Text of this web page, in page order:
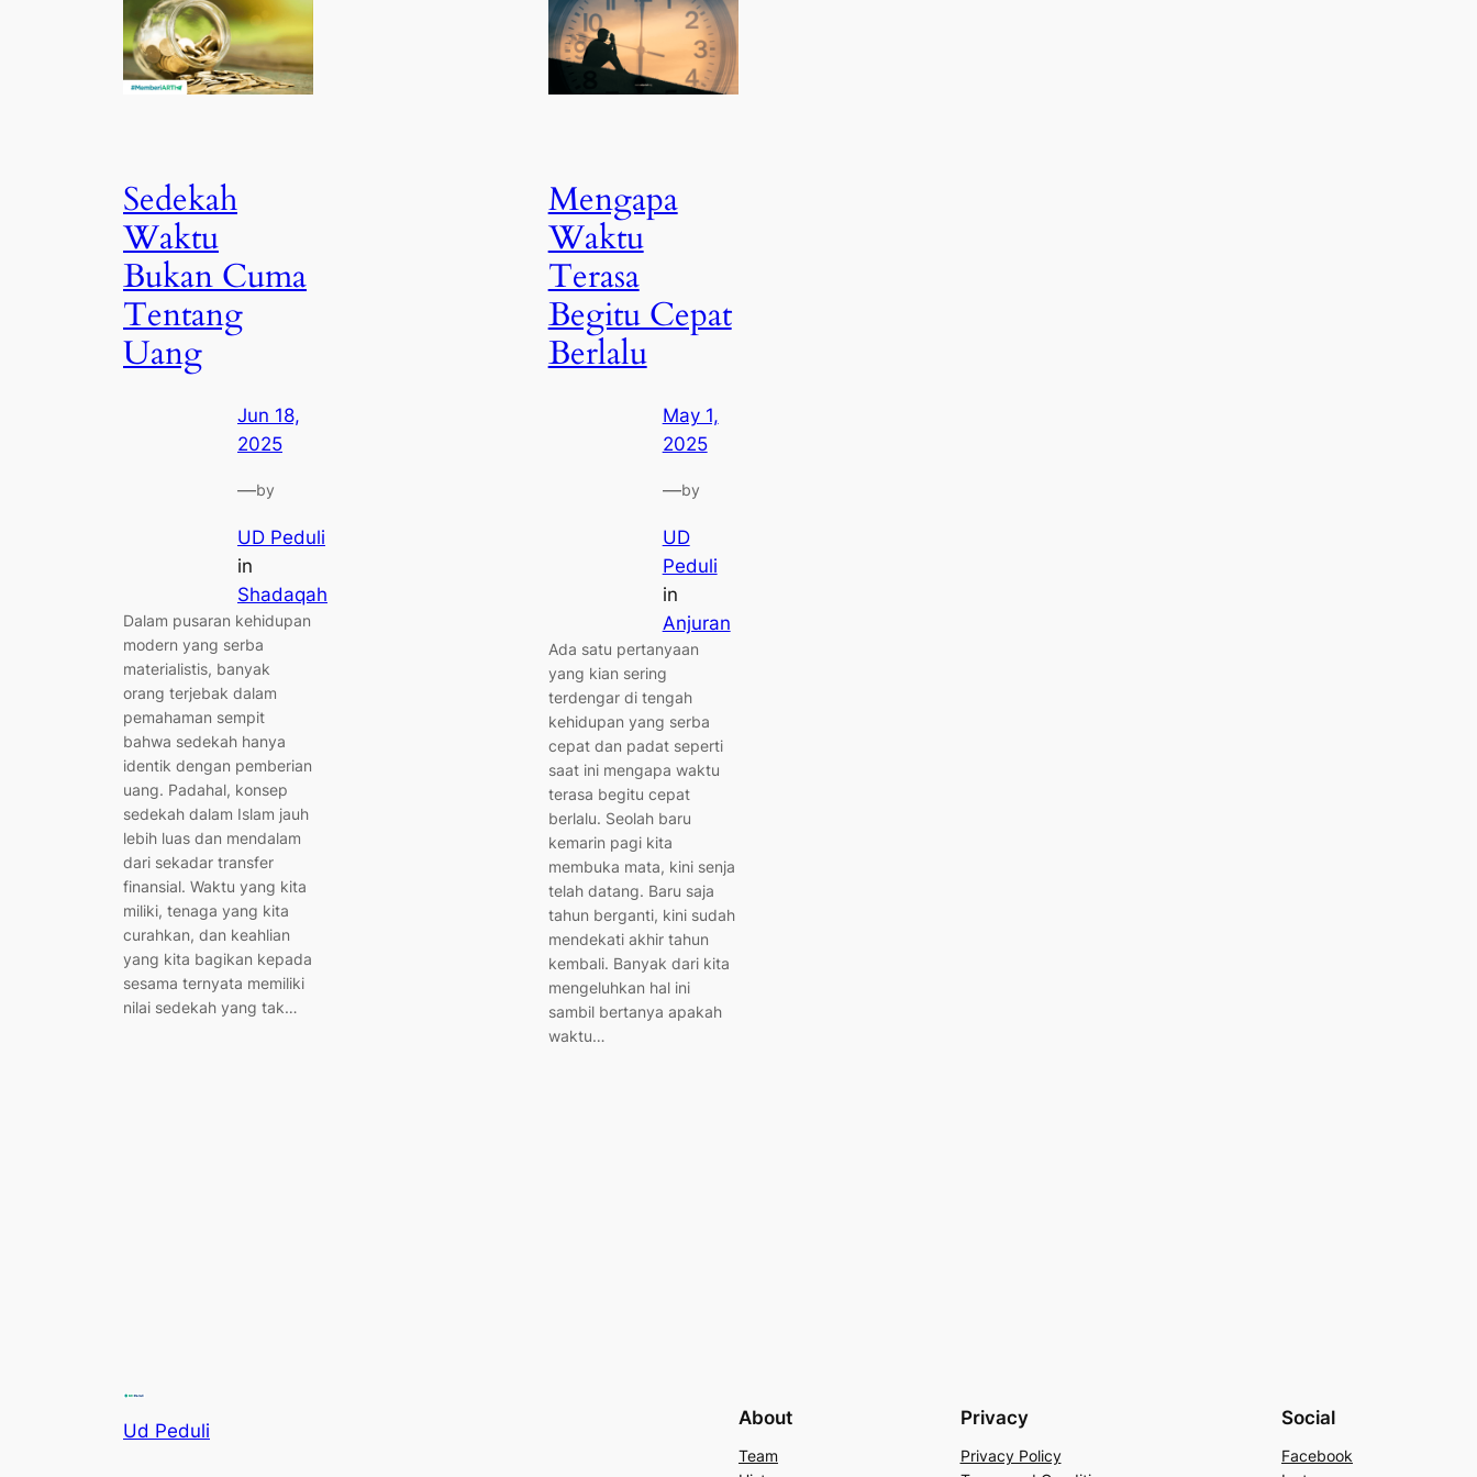
Sedekah
Waktu
Bukan Cuma
Tentang
Uang
Jun 18,
2025
—by
UD Peduli
in
Shadaqah
Dalam pusaran kehidupan
modern yang serba
materialistis, banyak
orang terjebak dalam
pemahaman sempit
bahwa sedekah hanya
identik dengan pemberian
uang. Padahal, konsep
sedekah dalam Islam jauh
lebih luas dan mendalam
dari sekadar transfer
finansial. Waktu yang kita
miliki, tenaga yang kita
curahkan, dan keahlian
yang kita bagikan kepada
sesama ternyata memiliki
nilai sedekah yang tak…
Mengapa
Waktu
Terasa
Begitu Cepat
Berlalu
May 1,
2025
—by
UD
Peduli
in
Anjuran
Ada satu pertanyaan
yang kian sering
terdengar di tengah
kehidupan yang serba
cepat dan padat seperti
saat ini mengapa waktu
terasa begitu cepat
berlalu. Seolah baru
kemarin pagi kita
membuka mata, kini senja
telah datang. Baru saja
tahun berganti, kini sudah
mendekati akhir tahun
kembali. Banyak dari kita
mengeluhkan hal ini
sambil bertanya apakah
waktu…
Ud Peduli
About
Team
Privacy
Privacy Policy
Social
Facebook